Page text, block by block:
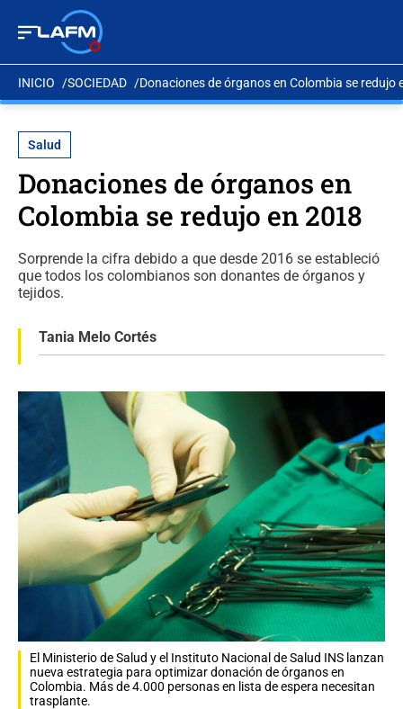
INICIO SOCIEDAD Donaciones de órganos en Colombia se redujo
Salud
Donaciones de órganos en
Colombia se redujo en 2018
Sorprende la cifra debido a que desde 2016 se estableció
que todos los colombianos son donantes de órganos y
tejidos.
Tania Melo Cortés
El Ministerio de Salud y el Instituto Nacional de Salud INS lanzan
nueva estrategia para optimizar donación de órganos en
Colombia. Más de 4.000 personas en lista de espera necesitan
trasplante.